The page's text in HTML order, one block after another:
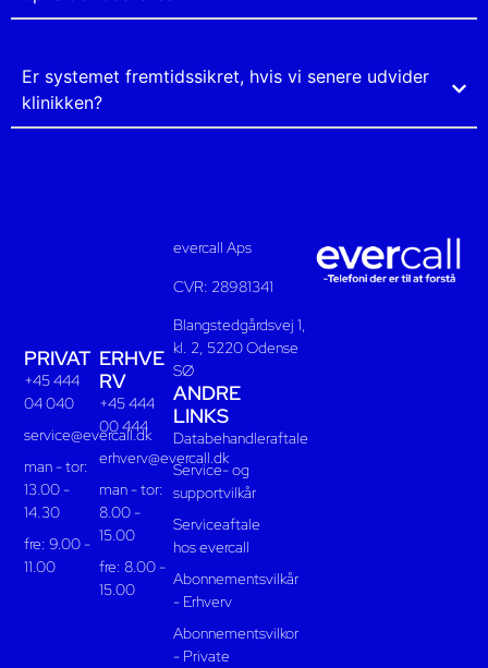
Er systemet fremtidssikret, hvis vi senere udvider
klinikken?
evercall Aps
CVR: 28981341
Blangstedgårdsvej 1,
kl. 2, 5220 Odense
SØ
ANDRE
LINKS
Databehandleraftale
Service- og
supportvilkår
Serviceaftale
hos evercall
Abonnementsvilkår
- Erhverv
Abonnementsvilkor
- Private
PRIVAT
+45 444
04 040
service@evercall.dk
man - tor:
13.00 -
14.30
fre: 9.00 -
11.00
ERHVE
RV
+45 444
00 444
erhverv@evercall.dk
man - tor:
8.00 -
15.00
fre: 8.00 -
15.00